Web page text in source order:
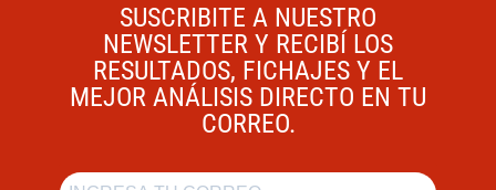
SUSCRIBITE A NUESTRO
NEWSLETTER Y RECIBÍ LOS
RESULTADOS, FICHAJES Y EL
MEJOR ANÁLISIS DIRECTO EN TU
CORREO.